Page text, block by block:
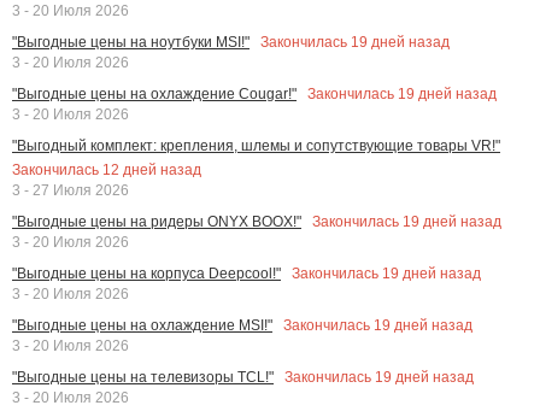
3 - 20 Июля 2026
"Выгодные цены на ноутбуки MSI!"
Закончилась 19 дней назад
3 - 20 Июля 2026
"Выгодные цены на охлаждение Cougar!"
Закончилась 19 дней назад
3 - 20 Июля 2026
"Выгодный комплект: крепления, шлемы и сопутствующие товары VR!"
Закончилась 12 дней назад
3 - 27 Июля 2026
"Выгодные цены на ридеры ONYX BOOX!"
Закончилась 19 дней назад
3 - 20 Июля 2026
"Выгодные цены на корпуса Deepcool!"
Закончилась 19 дней назад
3 - 20 Июля 2026
"Выгодные цены на охлаждение MSI!"
Закончилась 19 дней назад
3 - 20 Июля 2026
"Выгодные цены на телевизоры TCL!"
Закончилась 19 дней назад
3 - 20 Июля 2026